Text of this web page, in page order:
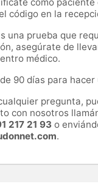
código en la
una prueba que
asegúrate de
médico.
90 días para
pregunta,
con nosotros
217 21 93 o
.